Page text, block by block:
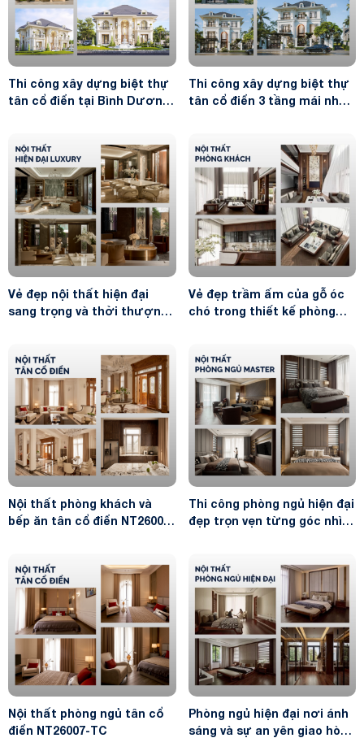
Thi công xây dựng biệt thự
tân cổ điển tại Bình Dương
Thi công xây dựng biệt thự
tân cổ điển 3 tầng mái nhật
Vẻ đẹp nội thất hiện đại
sang trọng và thời thượng
Vẻ đẹp trầm ấm của gỗ óc
chó trong thiết kế phòng
Nội thất phòng khách và
bếp ăn tân cổ điển NT26009-
Thi công phòng ngủ hiện đại
đẹp trọn vẹn từng góc nhìn
Nội thất phòng ngủ tân cổ
điển NT26007-TC
Phòng ngủ hiện đại nơi ánh
sáng và sự an yên giao hòa